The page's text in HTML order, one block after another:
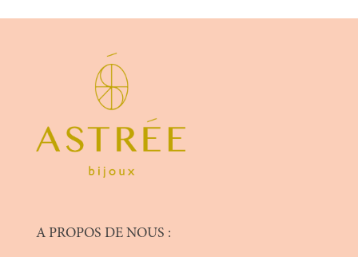
A PROPOS DE NOUS :